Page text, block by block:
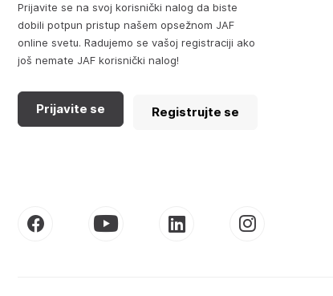
Prijavite se na svoj korisnički nalog da biste
dobili potpun pristup našem opsežnom JAF
online svetu. Radujemo se vašoj registraciji ako
još nemate JAF korisnički nalog!
Prijavite se Registrujte se